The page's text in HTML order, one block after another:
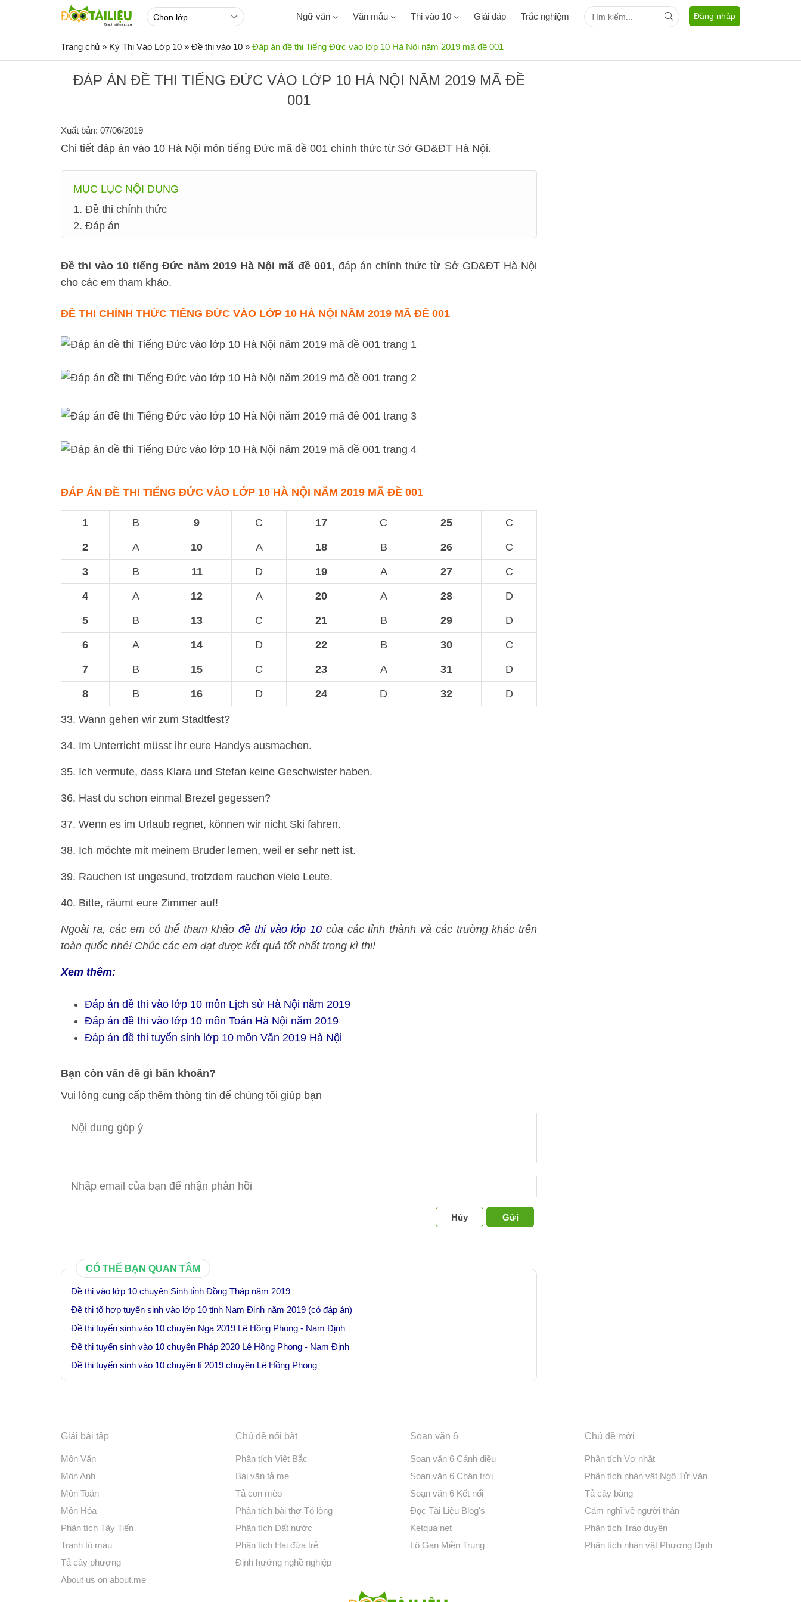
Ngữ văn Văn mẫu Thi vào 10 Giải đáp Trắc nghiệm Đăng nhập
Trang chủ » Kỳ Thi Vào Lớp 10 » Đề thi vào 10 » Đáp án đề thi Tiếng Đức vào lớp 10 Hà Nội năm 2019 mã đề 001
ĐÁP ÁN ĐỀ THI TIẾNG ĐỨC VÀO LỚP 10 HÀ NỘI NĂM 2019 MÃ ĐỀ
001
Xuất bản: 07/06/2019
Chi tiết đáp án vào 10 Hà Nội môn tiếng Đức mã đề 001 chính thức từ Sở GD&ĐT Hà Nội.
MỤC LỤC NỘI DUNG
1. Đề thi chính thức
2. Đáp án
Đề thi vào 10 tiếng Đức năm 2019 Hà Nội mã đề 001, đáp án chính thức từ Sở GD&ĐT Hà Nội
cho các em tham khảo.
ĐỀ THI CHÍNH THỨC TIẾNG ĐỨC VÀO LỚP 10 HÀ NỘI NĂM 2019 MÃ ĐỀ 001
ĐÁP ÁN ĐỀ THI TIẾNG ĐỨC VÀO LỚP 10 HÀ NỘI NĂM 2019 MÃ ĐỀ 001
1 B 9 C 17 C 25 C
2 A 10 A 18 B 26 C
3 B 11 D 19 A 27 C
4 A 12 A 20 A 28 D
5 B 13 C 21 B 29 D
6 A 14 D 22 B 30 C
7 B 15 C 23 A 31 D
8 B 16 D 24 D 32 D
33. Wann gehen wir zum Stadtfest?
34. Im Unterricht müsst ihr eure Handys ausmachen.
35. Ich vermute, dass Klara und Stefan keine Geschwister haben.
36. Hast du schon einmal Brezel gegessen?
37. Wenn es im Urlaub regnet, können wir nicht Ski fahren.
38. Ich möchte mit meinem Bruder lernen, weil er sehr nett ist.
39. Rauchen ist ungesund, trotzdem rauchen viele Leute.
40. Bitte, räumt eure Zimmer auf!
Ngoài ra, các em có thể tham khảođề thi vào lớp 10 của các tỉnh thành và các trường khác trên
toàn quốc nhé! Chúc các em đạt được kết quả tốt nhất trong kì thi!
Xem thêm:
Đáp án đề thi vào lớp 10 môn Lịch sử Hà Nội năm 2019
Đáp án đề thi vào lớp 10 môn Toán Hà Nội năm 2019
Đáp án đề thi tuyển sinh lớp 10 môn Văn 2019 Hà Nội
Bạn còn vấn đề gì băn khoăn?
Vui lòng cung cấp thêm thông tin để chúng tôi giúp bạn
Hủy Gửi
CÓ THỂ BẠN QUAN TÂM
Đề thi vào lớp 10 chuyên Sinh tỉnh Đồng Tháp năm 2019
Đề thi tổ hợp tuyển sinh vào lớp 10 tỉnh Nam Định năm 2019 (có đáp án)
Đề thi tuyển sinh vào 10 chuyên Nga 2019 Lê Hồng Phong - Nam Định
Đề thi tuyển sinh vào 10 chuyên Pháp 2020 Lê Hồng Phong - Nam Định
Đề thi tuyển sinh vào 10 chuyên lí 2019 chuyên Lê Hồng Phong
Giải bài tập
Môn Văn
Môn Anh
Môn Toán
Môn Hóa
Phân tích Tây Tiến
Tranh tô màu
Tả cây phượng
About us on about.me
Chủ đề nổi bật
Phân tích Việt Bắc
Bài văn tả mẹ
Tả con mèo
Phân tích bài thơ Tỏ lòng
Phân tích Đất nước
Phân tích Hai đứa trẻ
Định hướng nghề nghiệp
Soạn văn 6
Soạn văn 6 Cánh diều
Soạn văn 6 Chân trời
Soạn văn 6 Kết nối
Đọc Tài Liệu Blog's
Ketqua net
Lô Gan Miền Trung
Chủ đề mới
Phân tích Vợ nhặt
Phân tích nhân vật Ngô Tử Văn
Tả cây bàng
Cảm nghĩ về người thân
Phân tích Trao duyên
Phân tích nhân vật Phương Định